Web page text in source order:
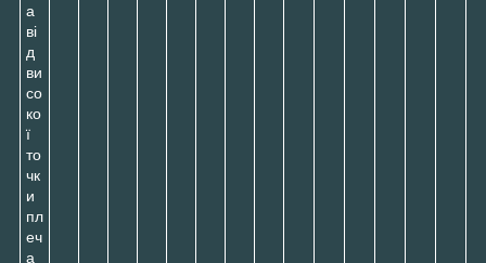
а
ві
д
ви
со
ко
ї
то
чк
и
пл
еч
а